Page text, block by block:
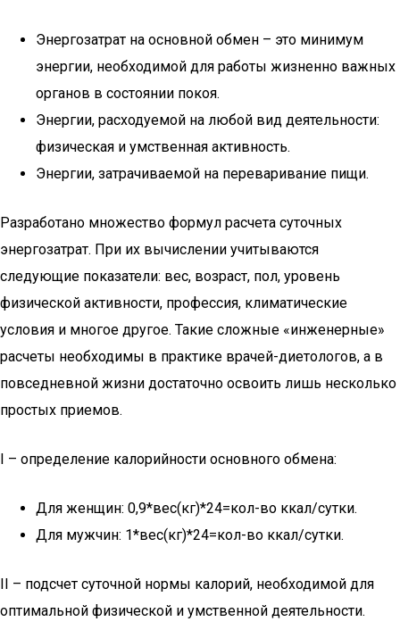
Энергозатрат на основной обмен – это минимум
энергии, необходимой для работы жизненно важных
органов в состоянии покоя.
Энергии, расходуемой на любой вид деятельности:
физическая и умственная активность.
Энергии, затрачиваемой на переваривание пищи.
Разработано множество формул расчета суточных
энергозатрат. При их вычислении учитываются
следующие показатели: вес, возраст, пол, уровень
физической активности, профессия, климатические
условия и многое другое. Такие сложные «инженерные»
расчеты необходимы в практике врачей-диетологов, а в
повседневной жизни достаточно освоить лишь несколько
простых приемов.
I – определение калорийности основного обмена:
Для женщин: 0,9*вес(кг)*24=кол-во ккал/сутки.
Для мужчин: 1*вес(кг)*24=кол-во ккал/сутки.
II – подсчет суточной нормы калорий, необходимой для
оптимальной физической и умственной деятельности.